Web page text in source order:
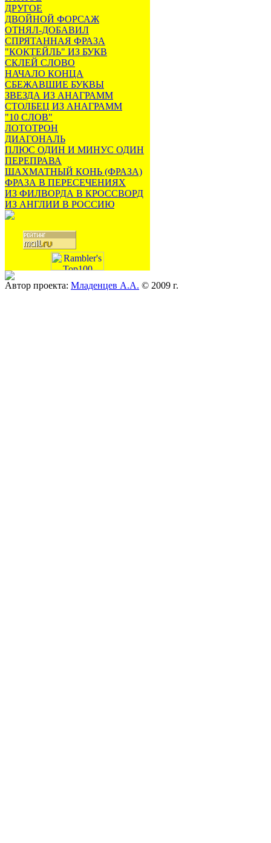
ДРУГОЕ
ДВОЙНОЙ ФОРСАЖ
ОТНЯЛ-ДОБАВИЛ
СПРЯТАННАЯ ФРАЗА
"КОКТЕЙЛЬ" ИЗ БУКВ
СКЛЕЙ СЛОВО
НАЧАЛО КОНЦА
СБЕЖАВШИЕ БУКВЫ
ЗВЕЗДА ИЗ АНАГРАММ
СТОЛБЕЦ ИЗ АНАГРАММ
"10 СЛОВ"
ЛОТОТРОН
ДИАГОНАЛЬ
ПЛЮС ОДИН И МИНУС ОДИН
ПЕРЕПРАВА
ШАХМАТНЫЙ КОНЬ (ФРАЗА)
ФРАЗА В ПЕРЕСЕЧЕНИЯХ
ИЗ ФИЛВОРДА В КРОССВОРД
ИЗ АНГЛИИ В РОССИЮ
Автор проекта: Младенцев А.А. © 2009 г.